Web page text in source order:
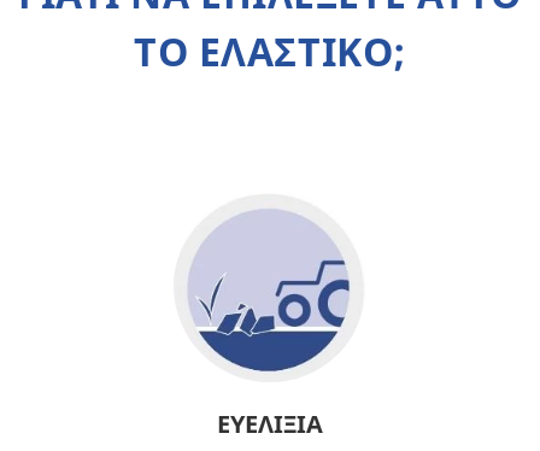
ΤΟ ΕΛΑΣΤΙΚΟ;
ΕΥΕΛΙΞΙΑ